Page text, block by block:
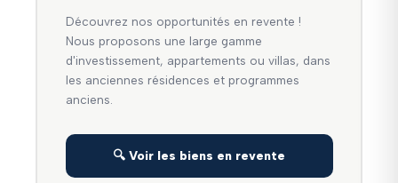
Découvrez nos opportunités en revente !
Nous proposons une large gamme
d'investissement, appartements ou villas, dans
les anciennes résidences et programmes
anciens.
🔍 Voir les biens en revente